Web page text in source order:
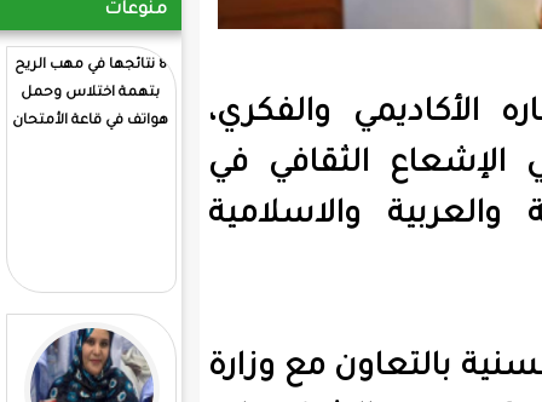
منوعات
بتهمة اختلاس وحمل
هواتف في قاعة الأمتحان
في
مع وزارة